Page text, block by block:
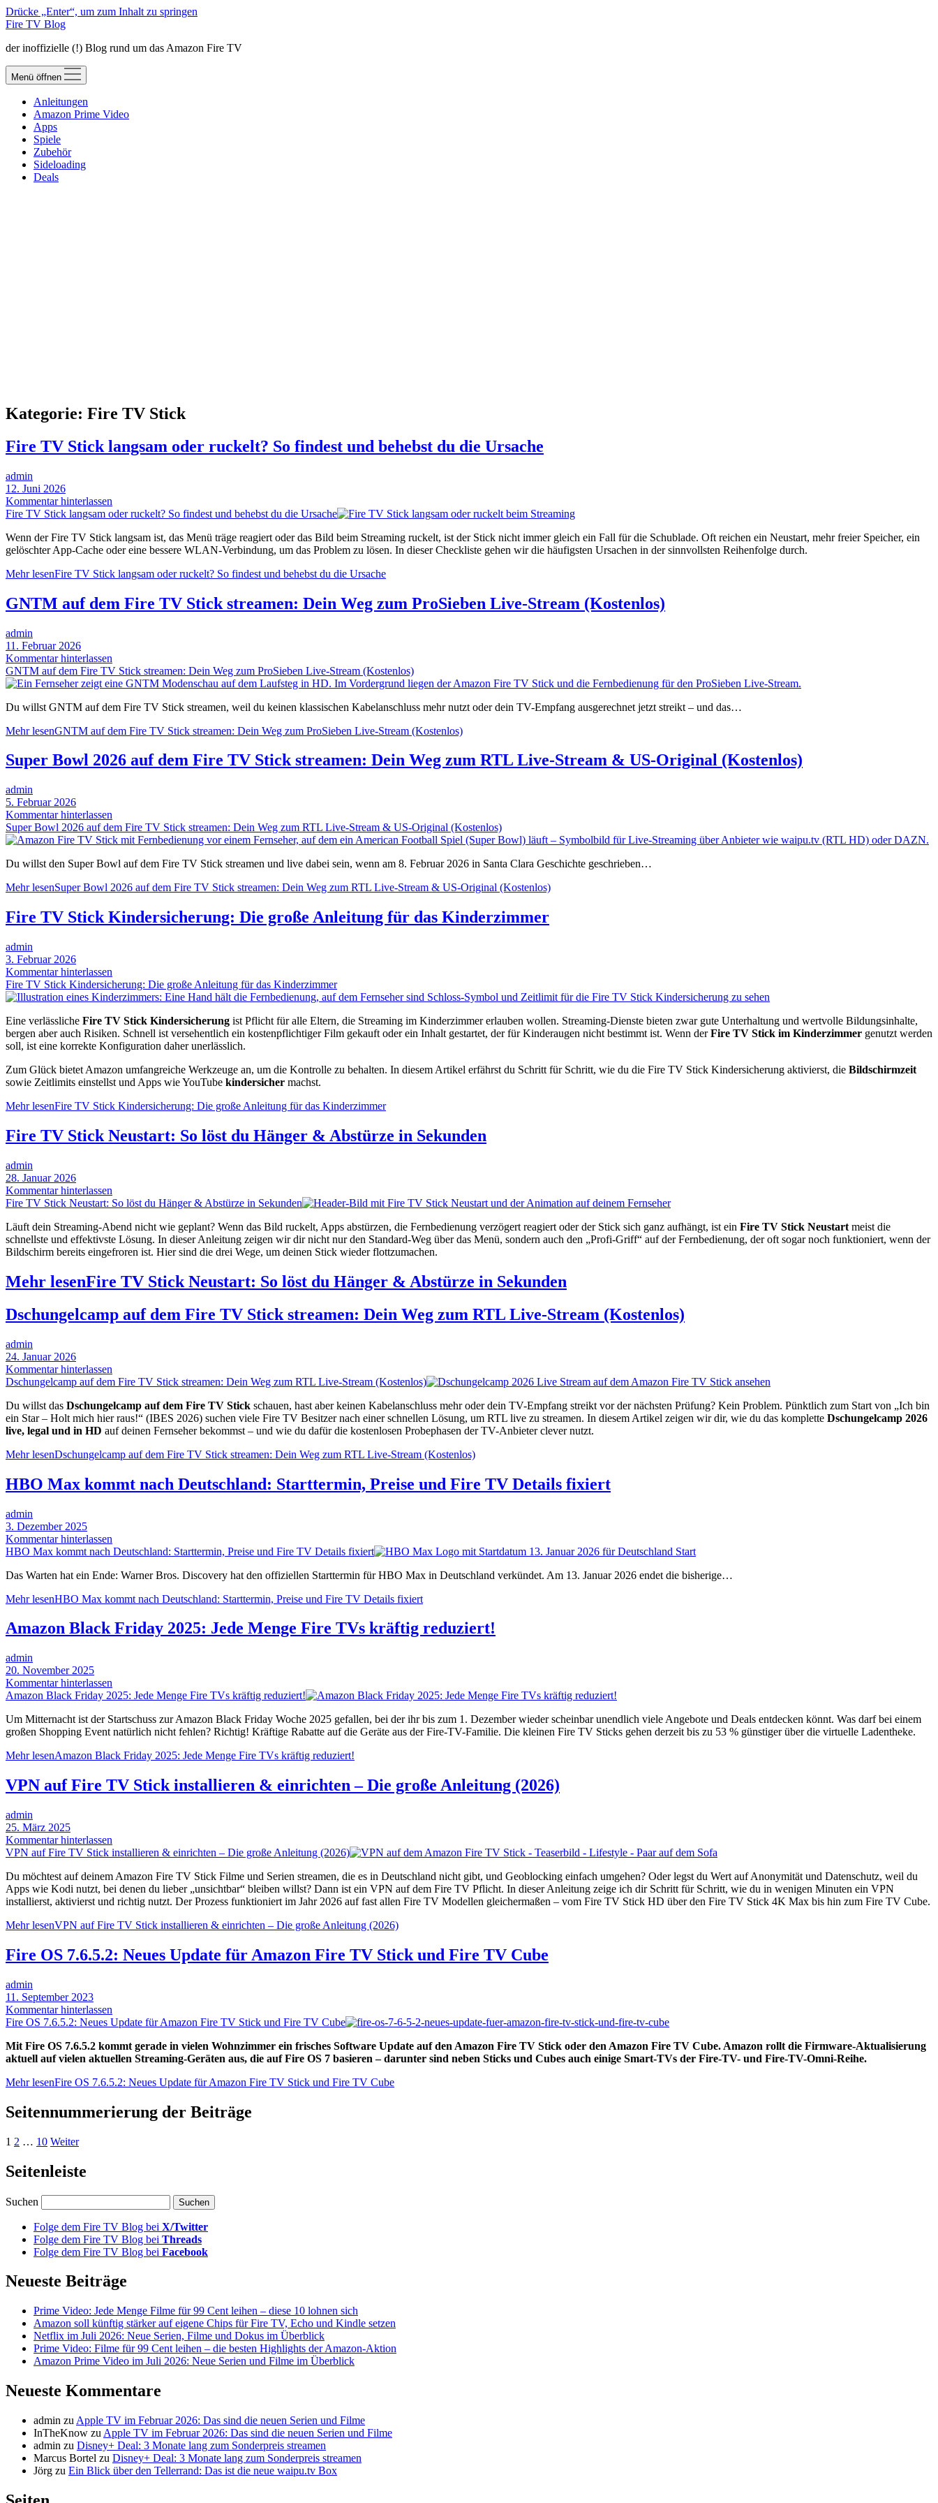
Drücke „Enter“, um zum Inhalt zu springen
Fire TV Blog
der inoffizielle (!) Blog rund um das Amazon Fire TV
Menü öffnen
Anleitungen
Amazon Prime Video
Apps
Spiele
Zubehör
Sideloading
Deals
Kategorie: Fire TV Stick
Fire TV Stick langsam oder ruckelt? So findest und behebst du die Ursache
admin
12. Juni 2026
Kommentar hinterlassen
Fire TV Stick langsam oder ruckelt? So findest und behebst du die Ursache
Wenn der Fire TV Stick langsam ist, das Menü träge reagiert oder das Bild beim Streaming ruckelt, ist der Stick nicht immer gleich ein Fall für die Schublade. Oft reichen ein Neustart, mehr freier Speicher, ein
gelöschter App-Cache oder eine bessere WLAN-Verbindung, um das Problem zu lösen. In dieser Checkliste gehen wir die häufigsten Ursachen in der sinnvollsten Reihenfolge durch.
Mehr lesenFire TV Stick langsam oder ruckelt? So findest und behebst du die Ursache
GNTM auf dem Fire TV Stick streamen: Dein Weg zum ProSieben Live-Stream (Kostenlos)
admin
11. Februar 2026
Kommentar hinterlassen
GNTM auf dem Fire TV Stick streamen: Dein Weg zum ProSieben Live-Stream (Kostenlos)
Du willst GNTM auf dem Fire TV Stick streamen, weil du keinen klassischen Kabelanschluss mehr nutzt oder dein TV-Empfang ausgerechnet jetzt streikt – und das…
Mehr lesenGNTM auf dem Fire TV Stick streamen: Dein Weg zum ProSieben Live-Stream (Kostenlos)
Super Bowl 2026 auf dem Fire TV Stick streamen: Dein Weg zum RTL Live-Stream & US-Original (Kostenlos)
admin
5. Februar 2026
Kommentar hinterlassen
Super Bowl 2026 auf dem Fire TV Stick streamen: Dein Weg zum RTL Live-Stream & US-Original (Kostenlos)
Du willst den Super Bowl auf dem Fire TV Stick streamen und live dabei sein, wenn am 8. Februar 2026 in Santa Clara Geschichte geschrieben…
Mehr lesenSuper Bowl 2026 auf dem Fire TV Stick streamen: Dein Weg zum RTL Live-Stream & US-Original (Kostenlos)
Fire TV Stick Kindersicherung: Die große Anleitung für das Kinderzimmer
admin
3. Februar 2026
Kommentar hinterlassen
Fire TV Stick Kindersicherung: Die große Anleitung für das Kinderzimmer
Eine verlässliche Fire TV Stick Kindersicherung ist Pflicht für alle Eltern, die Streaming im Kinderzimmer erlauben wollen. Streaming-Dienste bieten zwar gute Unterhaltung und wertvolle Bildungsinhalte,
bergen aber auch Risiken. Schnell ist versehentlich ein kostenpflichtiger Film gekauft oder ein Inhalt gestartet, der für Kinderaugen nicht bestimmt ist. Wenn derFire TV Stick im Kinderzimmer genutzt werden
soll, ist eine korrekte Konfiguration daher unerlässlich.
Zum Glück bietet Amazon umfangreiche Werkzeuge an, um die Kontrolle zu behalten. In diesem Artikel erfährst du Schritt für Schritt, wie du die Fire TV Stick Kindersicherung aktivierst, die Bildschirmzeit
sowie Zeitlimits einstellst und Apps wie YouTube kindersicher machst.
Mehr lesenFire TV Stick Kindersicherung: Die große Anleitung für das Kinderzimmer
Fire TV Stick Neustart: So löst du Hänger & Abstürze in Sekunden
admin
28. Januar 2026
Kommentar hinterlassen
Fire TV Stick Neustart: So löst du Hänger & Abstürze in Sekunden
Läuft dein Streaming-Abend nicht wie geplant? Wenn das Bild ruckelt, Apps abstürzen, die Fernbedienung verzögert reagiert oder der Stick sich ganz aufhängt, ist ein Fire TV Stick Neustart meist die
schnellste und effektivste Lösung. In dieser Anleitung zeigen wir dir nicht nur den Standard-Weg über das Menü, sondern auch den „Profi-Griff“ auf der Fernbedienung, der oft sogar noch funktioniert, wenn der
Bildschirm bereits eingefroren ist. Hier sind die drei Wege, um deinen Stick wieder flottzumachen.
Mehr lesenFire TV Stick Neustart: So löst du Hänger & Abstürze in Sekunden
Dschungelcamp auf dem Fire TV Stick streamen: Dein Weg zum RTL Live-Stream (Kostenlos)
admin
24. Januar 2026
Kommentar hinterlassen
Dschungelcamp auf dem Fire TV Stick streamen: Dein Weg zum RTL Live-Stream (Kostenlos)
Du willst das Dschungelcamp auf dem Fire TV Stick schauen, hast aber keinen Kabelanschluss mehr oder dein TV-Empfang streikt vor der nächsten Prüfung? Kein Problem. Pünktlich zum Start von „Ich bin
ein Star – Holt mich hier raus!“ (IBES 2026) suchen viele Fire TV Besitzer nach einer schnellen Lösung, um RTL live zu streamen. In diesem Artikel zeigen wir dir, wie du das komplette Dschungelcamp 2026
live, legal und in HD auf deinen Fernseher bekommst – und wie du dafür die kostenlosen Probephasen der TV-Anbieter clever nutzt.
Mehr lesenDschungelcamp auf dem Fire TV Stick streamen: Dein Weg zum RTL Live-Stream (Kostenlos)
HBO Max kommt nach Deutschland: Starttermin, Preise und Fire TV Details fixiert
admin
3. Dezember 2025
Kommentar hinterlassen
HBO Max kommt nach Deutschland: Starttermin, Preise und Fire TV Details fixiert
Das Warten hat ein Ende: Warner Bros. Discovery hat den offiziellen Starttermin für HBO Max in Deutschland verkündet. Am 13. Januar 2026 endet die bisherige…
Mehr lesenHBO Max kommt nach Deutschland: Starttermin, Preise und Fire TV Details fixiert
Amazon Black Friday 2025: Jede Menge Fire TVs kräftig reduziert!
admin
20. November 2025
Kommentar hinterlassen
Amazon Black Friday 2025: Jede Menge Fire TVs kräftig reduziert!
Um Mitternacht ist der Startschuss zur Amazon Black Friday Woche 2025 gefallen, bei der ihr bis zum 1. Dezember wieder scheinbar unendlich viele Angebote und Deals entdecken könnt. Was darf bei einem
großen Shopping Event natürlich nicht fehlen? Richtig! Kräftige Rabatte auf die Geräte aus der Fire-TV-Familie. Die kleinen Fire TV Sticks gehen derzeit bis zu 53 % günstiger über die virtuelle Ladentheke.
Mehr lesenAmazon Black Friday 2025: Jede Menge Fire TVs kräftig reduziert!
VPN auf Fire TV Stick installieren & einrichten – Die große Anleitung (2026)
admin
25. März 2025
Kommentar hinterlassen
VPN auf Fire TV Stick installieren & einrichten – Die große Anleitung (2026)
Du möchtest auf deinem Amazon Fire TV Stick Filme und Serien streamen, die es in Deutschland nicht gibt, und Geoblocking einfach umgehen? Oder legst du Wert auf Anonymität und Datenschutz, weil du
Apps wie Kodi nutzt, bei denen du lieber „unsichtbar“ bleiben willst? Dann ist ein VPN auf dem Fire TV Pflicht. In dieser Anleitung zeige ich dir Schritt für Schritt, wie du in wenigen Minuten ein VPN
installierst, aktivierst und richtig nutzt. Der Prozess funktioniert im Jahr 2026 auf fast allen Fire TV Modellen gleichermaßen – vom Fire TV Stick HD über den Fire TV Stick 4K Max bis hin zum Fire TV Cube.
Mehr lesenVPN auf Fire TV Stick installieren & einrichten – Die große Anleitung (2026)
Fire OS 7.6.5.2: Neues Update für Amazon Fire TV Stick und Fire TV Cube
admin
11. September 2023
Kommentar hinterlassen
Fire OS 7.6.5.2: Neues Update für Amazon Fire TV Stick und Fire TV Cube
Mit Fire OS 7.6.5.2 kommt gerade in vielen Wohnzimmer ein frisches Software Update auf den Amazon Fire TV Stick oder den Amazon Fire TV Cube. Amazon rollt die Firmware-Aktualisierung
aktuell auf vielen aktuellen Streaming-Geräten aus, die auf Fire OS 7 basieren – darunter sind neben Sticks und Cubes auch einige Smart-TVs der Fire-TV- und Fire-TV-Omni-Reihe.
Mehr lesenFire OS 7.6.5.2: Neues Update für Amazon Fire TV Stick und Fire TV Cube
Seitennummerierung der Beiträge
1 2 … 10 Weiter
Seitenleiste
Suchen
Folge dem Fire TV Blog bei X/Twitter
Folge dem Fire TV Blog bei Threads
Folge dem Fire TV Blog bei Facebook
Neueste Beiträge
Prime Video: Jede Menge Filme für 99 Cent leihen – diese 10 lohnen sich
Amazon soll künftig stärker auf eigene Chips für Fire TV, Echo und Kindle setzen
Netflix im Juli 2026: Neue Serien, Filme und Dokus im Überblick
Prime Video: Filme für 99 Cent leihen – die besten Highlights der Amazon-Aktion
Amazon Prime Video im Juli 2026: Neue Serien und Filme im Überblick
Neueste Kommentare
admin zu Apple TV im Februar 2026: Das sind die neuen Serien und Filme
InTheKnow zu Apple TV im Februar 2026: Das sind die neuen Serien und Filme
admin zu Disney+ Deal: 3 Monate lang zum Sonderpreis streamen
Marcus Bortel zu Disney+ Deal: 3 Monate lang zum Sonderpreis streamen
Jörg zu Ein Blick über den Tellerrand: Das ist die neue waipu.tv Box